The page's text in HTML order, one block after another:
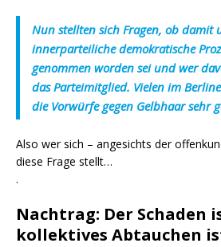
Nun stellten sich Fragen, ob damit
innerparteiliche demokratische
genommen worden sei und wer
das Parteimitglied. Vielen im
die Vorwürfe gegen Gelbhaar sehr
Also wer sich – angesichts der
diese Frage stellt…
.
Nachtrag: Der Schaden
kollektives Abtauchen